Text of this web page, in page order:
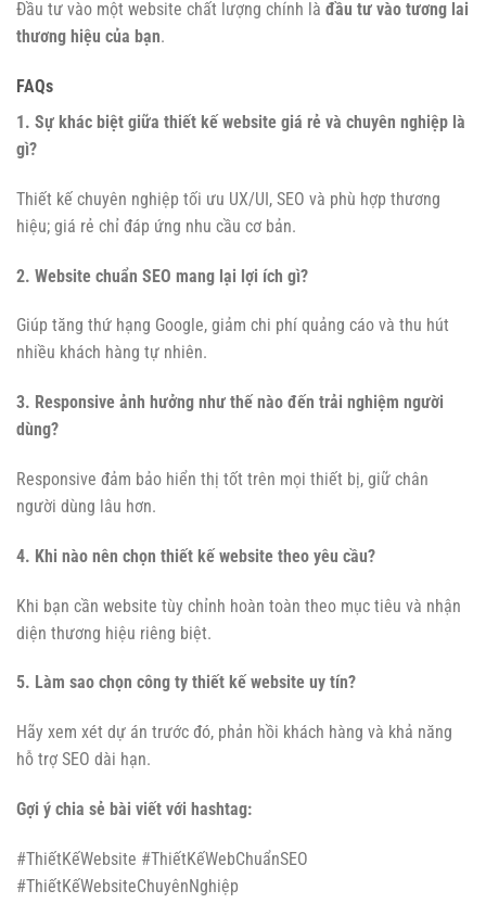
Đầu tư vào một website chất lượng chính là đầu tư vào tương lai
thương hiệu của bạn.
FAQs
1. Sự khác biệt giữa thiết kế website giá rẻ và chuyên nghiệp là
gì?
Thiết kế chuyên nghiệp tối ưu UX/UI, SEO và phù hợp thương
hiệu; giá rẻ chỉ đáp ứng nhu cầu cơ bản.
2. Website chuẩn SEO mang lại lợi ích gì?
Giúp tăng thứ hạng Google, giảm chi phí quảng cáo và thu hút
nhiều khách hàng tự nhiên.
3. Responsive ảnh hưởng như thế nào đến trải nghiệm người
dùng?
Responsive đảm bảo hiển thị tốt trên mọi thiết bị, giữ chân
người dùng lâu hơn.
4. Khi nào nên chọn thiết kế website theo yêu cầu?
Khi bạn cần website tùy chỉnh hoàn toàn theo mục tiêu và nhận
diện thương hiệu riêng biệt.
5. Làm sao chọn công ty thiết kế website uy tín?
Hãy xem xét dự án trước đó, phản hồi khách hàng và khả năng
hỗ trợ SEO dài hạn.
Gợi ý chia sẻ bài viết với hashtag:
#ThiếtKếWebsite #ThiếtKếWebChuẩnSEO
#ThiếtKếWebsiteChuyênNghiệp